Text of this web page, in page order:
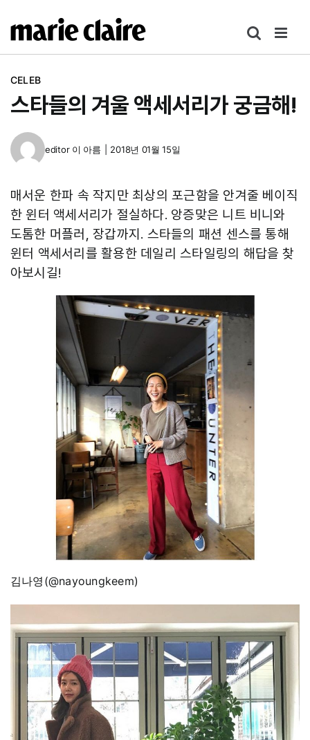
텐
건CELEB
스타들의 겨울 액세서리가 궁금해!
editor 이 아름 2018년 01월 15일
매서운 한파 속 작지만 최상의 포근함을 안겨줄 베이직
한 윈터 액세서리가 절실하다. 앙증맞은 니트 비니와
도톰한 머플러, 장갑까지. 스타들의 패션 센스를 통해
윈터 액세서리를 활용한 데일리 스타일링의 해답을 찾
아보시길!
김나영(@nayoungkeem)